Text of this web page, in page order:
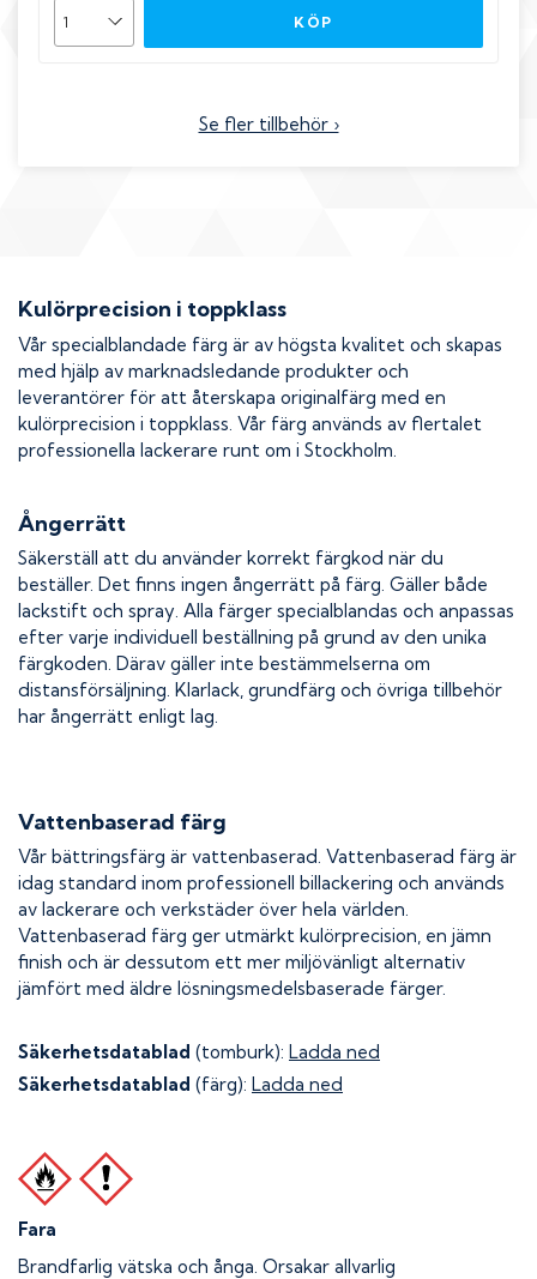
KÖP
Se fler tillbehör ›
Kulörprecision i toppklass
Vår specialblandade färg är av högsta kvalitet och skapas
med hjälp av marknadsledande produkter och
leverantörer för att återskapa originalfärg med en
kulörprecision i toppklass. Vår färg används av flertalet
professionella lackerare runt om i Stockholm.
Ångerrätt
Säkerställ att du använder korrekt färgkod när du
beställer. Det finns ingen ångerrätt på färg. Gäller både
lackstift och spray. Alla färger specialblandas och anpassas
efter varje individuell beställning på grund av den unika
färgkoden. Därav gäller inte bestämmelserna om
distansförsäljning. Klarlack, grundfärg och övriga tillbehör
har ångerrätt enligt lag.
Vattenbaserad färg
Vår bättringsfärg är vattenbaserad. Vattenbaserad färg är
idag standard inom professionell billackering och används
av lackerare och verkstäder över hela världen.
Vattenbaserad färg ger utmärkt kulörprecision, en jämn
finish och är dessutom ett mer miljövänligt alternativ
jämfört med äldre lösningsmedelsbaserade färger.
Säkerhetsdatablad (tomburk): Ladda ned
Säkerhetsdatablad (färg): Ladda ned
Fara
Brandfarlig vätska och ånga. Orsakar allvarlig